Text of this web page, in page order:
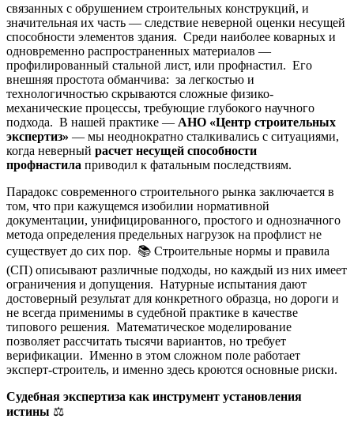
связанных с обрушением строительных конструкций, и
значительная их часть — следствие неверной оценки несущей
способности элементов здания. Среди наиболее коварных и
одновременно распространенных материалов —
профилированный стальной лист, или профнастил. Его
внешняя простота обманчива: за легкостью и
технологичностью скрываются сложные физико-
механические процессы, требующие глубокого научного
подхода. В нашей практике — АНО «Центр строительных
экспертиз» — мы неоднократно сталкивались с ситуациями,
когда неверный расчет несущей способности
профнастила приводил к фатальным последствиям.
Парадокс современного строительного рынка заключается в
том, что при кажущемся изобилии нормативной
документации, унифицированного, простого и однозначного
метода определения предельных нагрузок на профлист не
существует до сих пор. 📚 Строительные нормы и правила
(СП) описывают различные подходы, но каждый из них имеет
ограничения и допущения. Натурные испытания дают
достоверный результат для конкретного образца, но дороги и
не всегда применимы в судебной практике в качестве
типового решения. Математическое моделирование
позволяет рассчитать тысячи вариантов, но требует
верификации. Именно в этом сложном поле работает
эксперт-строитель, и именно здесь кроются основные риски.
Судебная экспертиза как инструмент установления
истины ⚖️